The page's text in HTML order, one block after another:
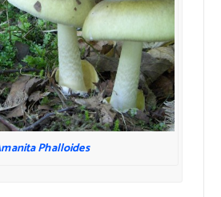
Phalloides